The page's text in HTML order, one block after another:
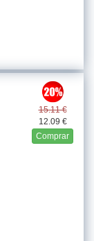
15.11 €
12.09 €
Comprar